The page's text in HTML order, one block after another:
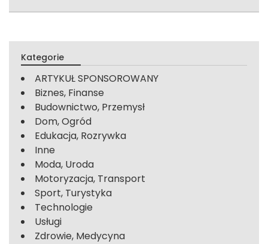
Kategorie
ARTYKUŁ SPONSOROWANY
Biznes, Finanse
Budownictwo, Przemysł
Dom, Ogród
Edukacja, Rozrywka
Inne
Moda, Uroda
Motoryzacja, Transport
Sport, Turystyka
Technologie
Usługi
Zdrowie, Medycyna